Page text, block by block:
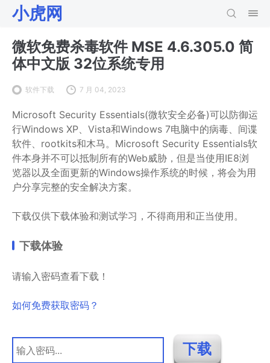
小虎网
微软免费杀毒软件 MSE 4.6.305.0 简
体中文版 32位系统专用
软件下载 7 月 04, 2023
Microsoft Security Essentials(微软安全必备)可以防御运
行Windows XP、Vista和Windows 7电脑中的病毒、间谍
软件、rootkits和木马。Microsoft Security Essentials软
件本身并不可以抵制所有的Web威胁，但是当使用IE8浏
览器以及全面更新的Windows操作系统的时候，将会为用
户分享完整的安全解决方案。
下载仅供下载体验和测试学习，不得商用和正当使用。
下载体验
请输入密码查看下载！
如何免费获取密码？